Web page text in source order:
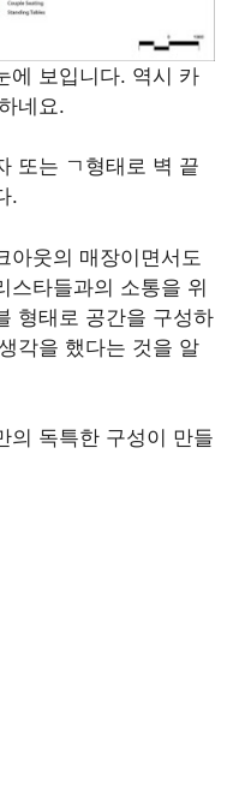
에 보입니다. 역시 카
네요.
또는 ㄱ형태로 벽 끝
.
아웃의 매장이면서도
스타들과의 소통을 위
형태로 공간을 구성하
각을 했다는 것을 알
의 독특한 구성이 만들